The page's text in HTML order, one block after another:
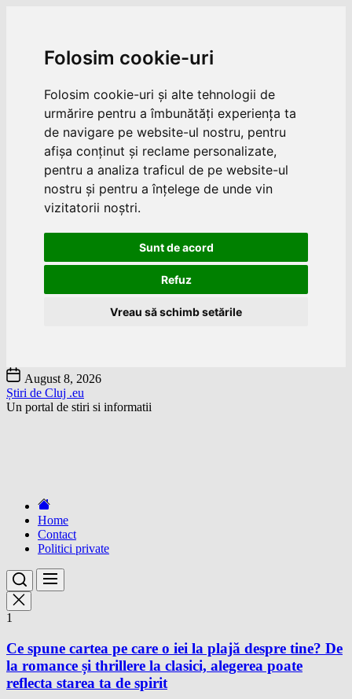
Folosim cookie-uri
Folosim cookie-uri și alte tehnologii de
urmărire pentru a îmbunătăți experiența ta
de navigare pe website-ul nostru, pentru
afișa conținut și reclame personalizate,
pentru a analiza traficul de pe website-ul
nostru și pentru a înțelege de unde vin
vizitatorii noștri.
Sunt de acord
Refuz
Vreau să schimb setările
Skip
to
the
content
August 8, 2026
Știri de Cluj .eu
Un portal de stiri si informatii
Home
Contact
Politici private
1
Ce spune cartea pe care o iei la plajă despre tine? De
la romance și thrillere la clasici, alegerea poate
reflecta starea ta de spirit